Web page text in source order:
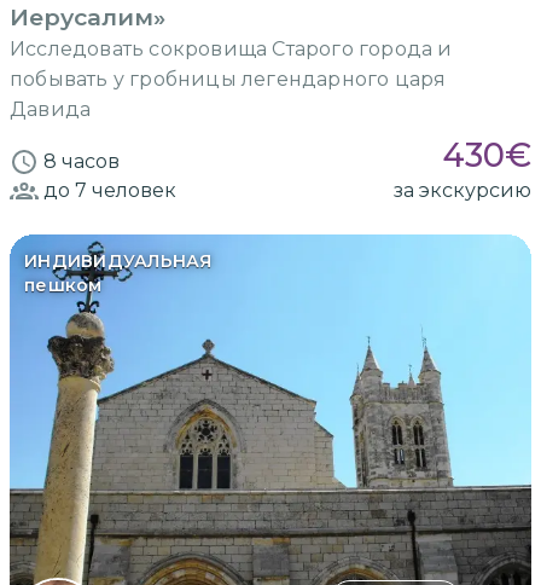
Иерусалим»
Исследовать сокровища Старого города и
побывать у гробницы легендарного царя
Давида
8 часов 430€
до 7 человек за экскурсию
ИНДИВИДУАЛЬНАЯ
пешком